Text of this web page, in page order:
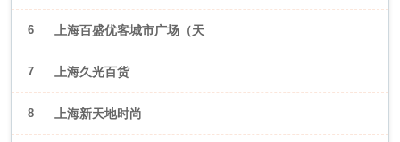
6 上海百盛优客城市广场（天
山店）
7 上海久光百货
8 上海新天地时尚